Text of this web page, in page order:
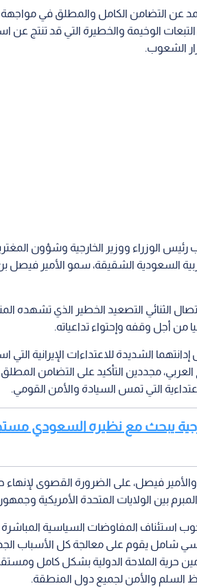
التضامن الكامل والمطلق في مواجهة
الوخيمة والخطيرة التي قد تنتج عن
الشعوب.
الوزراء ووزير الخارجية وشؤون
السعودية الشقيقة، سمو الأمير
الثنائي التصعيد الخطير الذي تشهده
من أجل وقفه وإحتواء تداعياته.
الشديدة للاعتداءات الإيرانية
مجددين التأكيد على التضامن
التي تمس السيادة والأمن القومي.
يبحث مع نظيره السعودي
فيصل، على الضرورة القصوى لإنهاء
بين الولايات المتحدة الأمريكية
وجوب استئناف المفاوضات السياسية
شامل يقوم على معالجة كل الأسباب
حرية الملاحة الدولية بشكل كامل
السلم والأمن لجميع دول المنطقة.